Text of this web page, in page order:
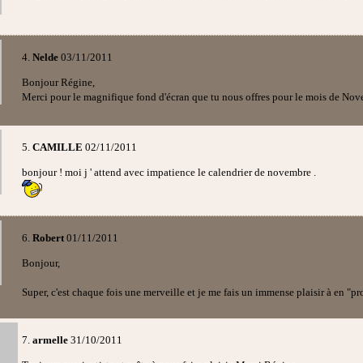
4. Nelde 03/11/2011
Bonjour Régine,
Merci pour le magnifique fond d'écran que tu nous offres pour le mois de
5. CAMILLE 02/11/2011
bonjour ! moi j ' attend avec impatience le calendrier de novembre .
6. Robert 01/11/2011
Bonjour,
Super, c'est chaque fois une merveille et je me fais un immense plaisir à en
7. armelle 31/10/2011